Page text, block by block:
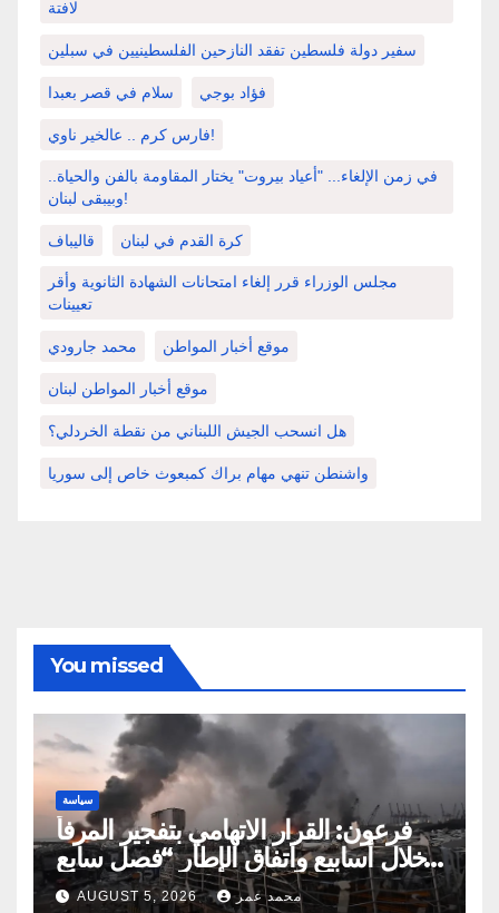
لافتة
سفير دولة فلسطين تفقد النازحين الفلسطينيين في سبلين
سلام في قصر بعبدا فؤاد بوجي
فارس كرم .. عالخير ناوي!
في زمن الإلغاء... "أعياد بيروت" يختار المقاومة بالفن والحياة..
وبيبقى لبنان!
قاليباف كرة القدم في لبنان
مجلس الوزراء قرر إلغاء امتحانات الشهادة الثانوية وأقر
تعيينات
محمد جارودي موقع أخبار المواطن
موقع أخبار المواطن لبنان
هل انسحب الجيش اللبناني من نقطة الخردلي؟
واشنطن تنهي مهام براك كمبعوث خاص إلى سوريا
You missed
سياسة
فرعون: القرار الاتهامي بتفجير المرفأ
خلال أسابيع واتفاق الإطار “فصل سابع
ونصف”
AUGUST 5, 2026 محمد عمر